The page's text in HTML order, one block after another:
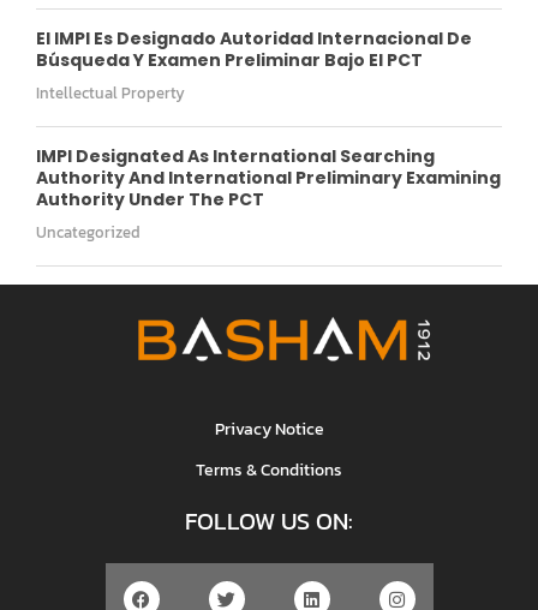
El IMPI Es Designado Autoridad Internacional De
Búsqueda Y Examen Preliminar Bajo El PCT
Intellectual Property
IMPI Designated As International Searching
Authority And International Preliminary Examining
Authority Under The PCT
Uncategorized
Privacy Notice
Terms & Conditions
FOLLOW US ON: